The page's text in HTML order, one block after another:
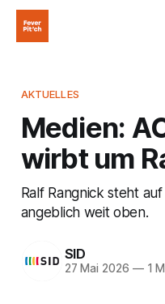
AKTUELLES
Medien:
wirbt um
Ralf Rangnick steht
angeblich weit oben.
SID
27 Mai 2026 —1